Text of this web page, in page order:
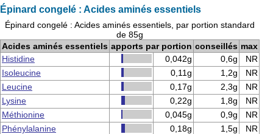
Épinard congelé : Acides aminés essentiels
Épinard congelé : Acides aminés essentiels, par portion standard
de 85g
Acides aminés essentiels apports par portion conseillés max
Histidine
0,042g 0,6g
NR
Isoleucine
0,11g 1,2g
NR
Leucine
0,17g 2,3g
NR
Lysine
0,22g 1,8g
NR
Méthionine
0,045g 0,9g
NR
Phénylalanine
0,18g 1,5g
NR